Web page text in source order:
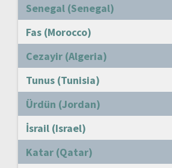
Senegal (Senegal)
Fas (Morocco)
Cezayir (Algeria)
Tunus (Tunisia)
Ürdün (Jordan)
İsrail (Israel)
Katar (Qatar)